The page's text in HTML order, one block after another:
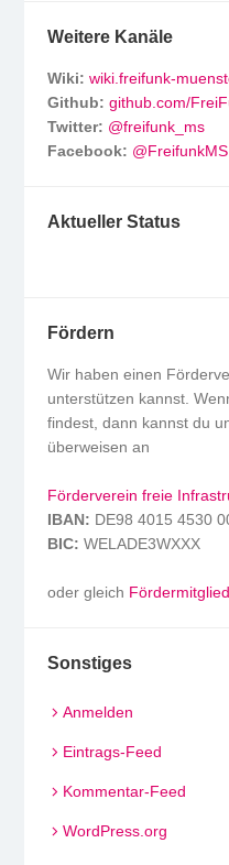
Weitere Kanäle
Wiki: wiki.freifunk-
Github: github.com/
Twitter: @freifunk_ms
Facebook: @FreifunkMS
Aktueller Status
Fördern
Wir haben einen
unterstützen kannst.
findest, dann kannst du
überweisen an
Förderverein freie
IBAN: DE98 4015 4530
BIC: WELADE3WXXX
oder gleich Fördermitglied
Sonstiges
Anmelden
Eintrags-Feed
Kommentar-Feed
WordPress.org